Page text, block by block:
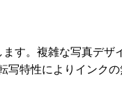
す。複雑な写真デザ
写特性によりインク